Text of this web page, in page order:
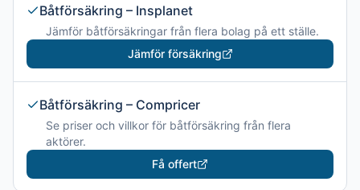
Båtförsäkring – Insplanet
Jämför båtförsäkringar från flera bolag på ett ställe.
Jämför försäkring
Båtförsäkring – Compricer
Se priser och villkor för båtförsäkring från flera
aktörer.
Få offert